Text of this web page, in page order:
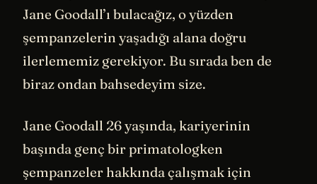
Jane Goodall’ı bulacağız, o yüzden
şempanzelerin yaşadığı alana doğru
ilerlememiz gerekiyor. Bu sırada ben de
biraz ondan bahsedeyim size.
Jane Goodall 26 yaşında, kariyerinin
başında genç bir primatologken
şempanzeler hakkında çalışmak için